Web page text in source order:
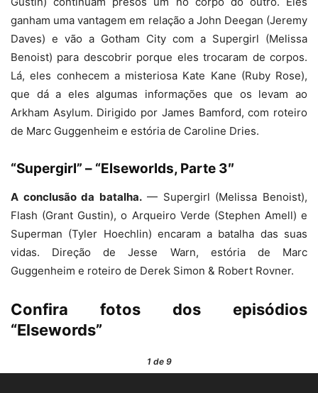
ganham uma vantagem em relação a John Deegan (Jeremy
Daves) e vão a Gotham City com a Supergirl (Melissa
Benoist) para descobrir porque eles trocaram de corpos.
Lá, eles conhecem a misteriosa Kate Kane (Ruby Rose),
que dá a eles algumas informações que os levam ao
Arkham Asylum. Dirigido por James Bamford, com roteiro
de Marc Guggenheim e estória de Caroline Dries.
“Supergirl” – “Elseworlds, Parte 3″
A conclusão da batalha.— Supergirl (Melissa Benoist),
Flash (Grant Gustin), o Arqueiro Verde (Stephen Amell) e
Superman (Tyler Hoechlin) encaram a batalha das suas
vidas. Direção de Jesse Warn, estória de Marc
Guggenheim e roteiro de Derek Simon & Robert Rovner.
Confira fotos dos episódios
“Elsewords”
1de 9